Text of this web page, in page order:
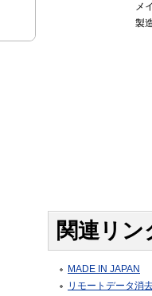
メ
製
関連リン
MADE IN JAPAN
リモートデータ消